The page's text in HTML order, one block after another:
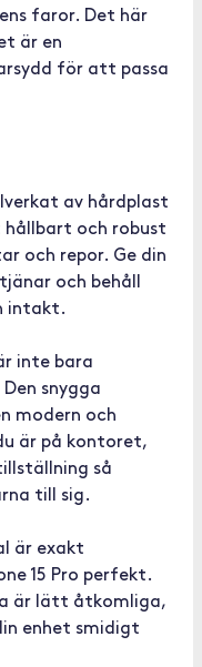
faror. Det här
är en
för att passa
av hårdplast
och robust
och repor. Ge din
och behåll
intakt.
inte bara
snygga
modern och
är på kontoret,
så
till sig.
är exakt
15 Pro perfekt.
är lätt åtkomliga,
enhet smidigt